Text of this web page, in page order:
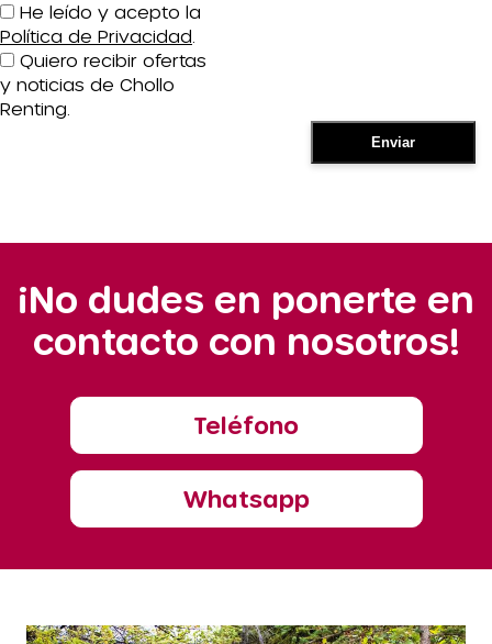
He leído y acepto la
Política de Privacidad
Quiero recibir ofertas
y noticias de Chollo
Renting.
¡No dudes en ponerte en
contacto con nosotros!
Teléfono
Whatsapp